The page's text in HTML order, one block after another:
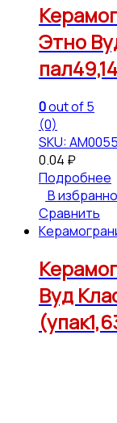
Этно
0out of 5
(0)
SKU:
0.04 ₽
Подробнее
В
Сравнить
Вуд